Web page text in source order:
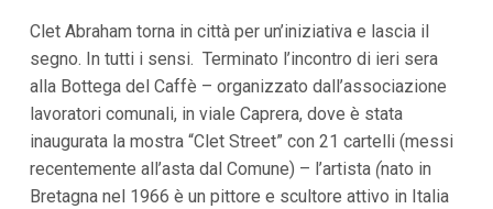
c
p
a
i
V
i
a
Clet Abraham torna in città per un’iniziativa e lascia il
segno. In tutti i sensi. Terminato l’incontro di ieri sera
alla Bottega del Caffè – organizzato dall’associazione
lavoratori comunali, in viale Caprera, dove è stata
inaugurata la mostra “Clet Street” con 21 cartelli (messi
recentemente all’asta dal Comune) – l’artista (nato in
Bretagna nel 1966 è un pittore e scultore attivo in Italia